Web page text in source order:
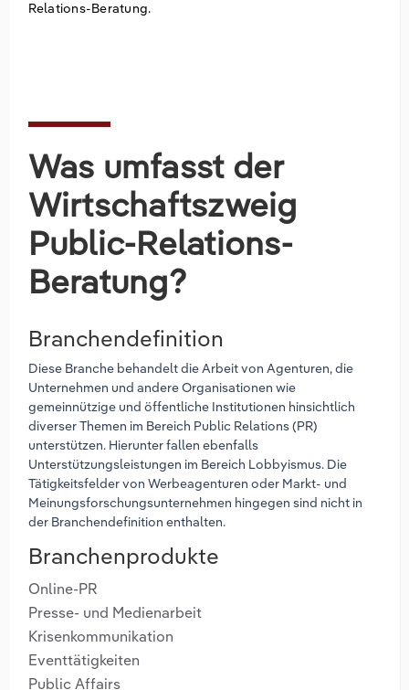
Relations-Beratung.
Was umfasst der
Wirtschaftszweig
Public-Relations-
Beratung?
Branchendefinition
Diese Branche behandelt die Arbeit von Agenturen, die
Unternehmen und andere Organisationen wie
gemeinnützige und öffentliche Institutionen hinsichtlich
diverser Themen im Bereich Public Relations (PR)
unterstützen. Hierunter fallen ebenfalls
Unterstützungsleistungen im Bereich Lobbyismus. Die
Tätigkeitsfelder von Werbeagenturen oder Markt- und
Meinungsforschungsunternehmen hingegen sind nicht in
der Branchendefinition enthalten.
Branchenprodukte
Online-PR
Presse- und Medienarbeit
Krisenkommunikation
Eventtätigkeiten
Public Affairs